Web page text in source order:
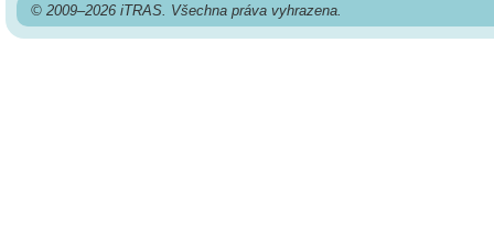
© 2009–2026 iTRAS. Všechna práva vyhrazena.